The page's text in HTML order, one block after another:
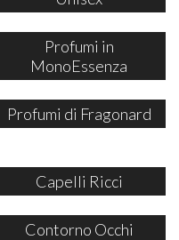
Profumi in
MonoEssenza
Profumi di Fragonard
Capelli Ricci
Contorno Occhi